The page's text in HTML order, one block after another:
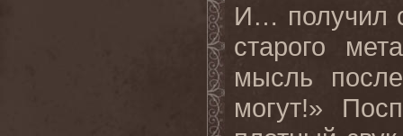
И… получил
старого
мысль
могут!»